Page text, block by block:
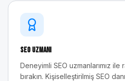
SEO Uzmanı
Deneyimli SEO uzmanlarımız
bırakın. Kişiselleştirilmiş SEO